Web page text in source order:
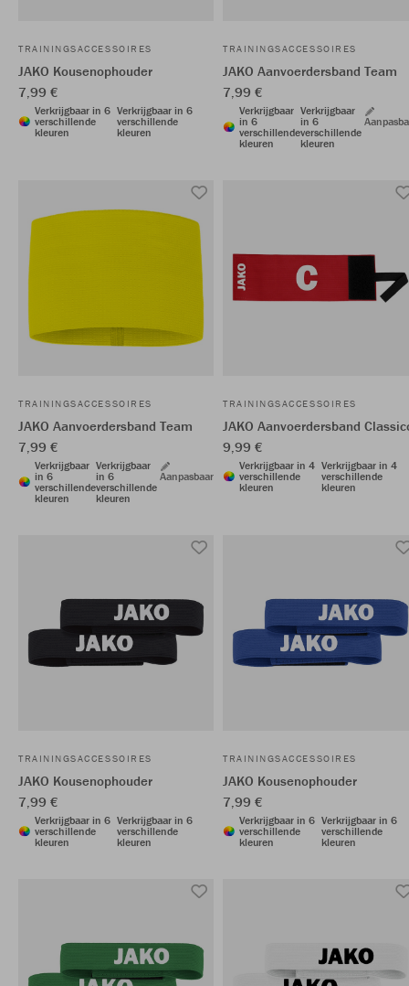
TRAININGSACCESSOIRES
JAKO Kousenophouder
7,99 €
Verkrijgbaar in 6
verschillende
kleuren
Verkrijgbaar in 6
verschillende
kleuren
TRAININGSACCESSOIRES
JAKO Aanvoerdersband Team
7,99 €
Verkrijgbaar
in 6
verschillende
kleuren
Verkrijgbaar
in 6
verschillende
kleuren
TRAININGSACCESSOIRES
JAKO Aanvoerdersband Team
7,99 €
Verkrijgbaar
in 6
verschillende
kleuren
Verkrijgbaar
in 6
verschillende
kleuren
Aanpasbaar
TRAININGSACCESSOIRES
JAKO Aanvoerdersband
9,99 €
Verkrijgbaar in 4
verschillende
kleuren
Verkrijgbaar in 4
verschillende
kleuren
TRAININGSACCESSOIRES
JAKO Kousenophouder
7,99 €
Verkrijgbaar in 6
verschillende
kleuren
Verkrijgbaar in 6
verschillende
kleuren
TRAININGSACCESSOIRES
JAKO Kousenophouder
7,99 €
Verkrijgbaar in 6
verschillende
kleuren
Verkrijgbaar in 6
verschillende
kleuren